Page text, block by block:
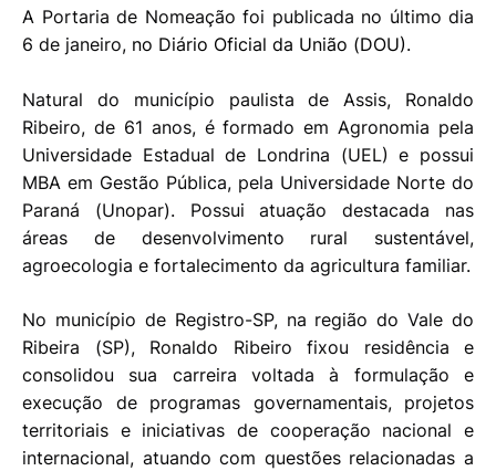
A Portaria de Nomeação foi publicada no último dia
6 de janeiro, no Diário Oficial da União (DOU).
Natural do município paulista de Assis, Ronaldo
Ribeiro, de 61 anos, é formado em Agronomia pela
Universidade Estadual de Londrina (UEL) e possui
MBA em Gestão Pública, pela Universidade Norte do
Paraná (Unopar). Possui atuação destacada nas
áreas de desenvolvimento rural sustentável,
agroecologia e fortalecimento da agricultura familiar.
No município de Registro-SP, na região do Vale do
Ribeira (SP), Ronaldo Ribeiro fixou residência e
consolidou sua carreira voltada à formulação e
execução de programas governamentais, projetos
territoriais e iniciativas de cooperação nacional e
internacional, atuando com questões relacionadas a